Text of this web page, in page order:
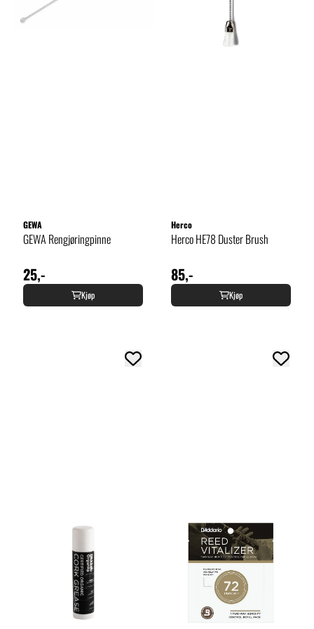
GEWA
GEWA Rengjøringpinne
25,-
Kjøp
Herco
Herco HE78 Duster Brush
85,-
Kjøp